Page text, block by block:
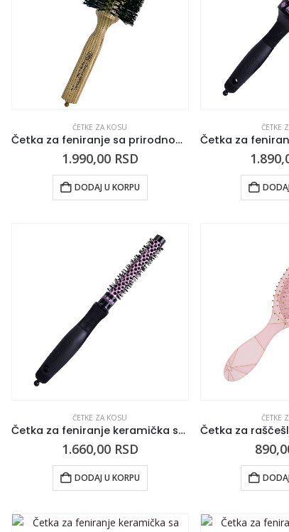
ČETKE ZA KOSU
Četka za feniranje sa prirodnom dlakom TRIANGOLO 75mm
1.990,00 RSD
DODAJ U KORPU
ČETKE
ČETKE ZA KOSU
Četka za feniranje keramička sa sintetičkim iglicama KIEPE Pure Pink 13mm
1.660,00 RSD
DODAJ U KORPU
ČETKE